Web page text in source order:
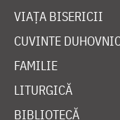
VIAȚA BISERICII
CUVINTE
FAMILIE
LITURGICĂ
BIBLIOTECĂ